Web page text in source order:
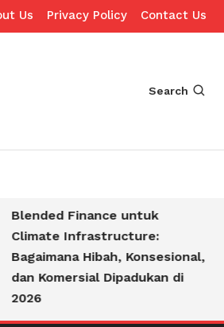
Us Privacy Policy Contact Us
Search
Blended Finance untuk
Infrastructure:
Hibah, Konsesional,
Komersial Dipadukan di
2026